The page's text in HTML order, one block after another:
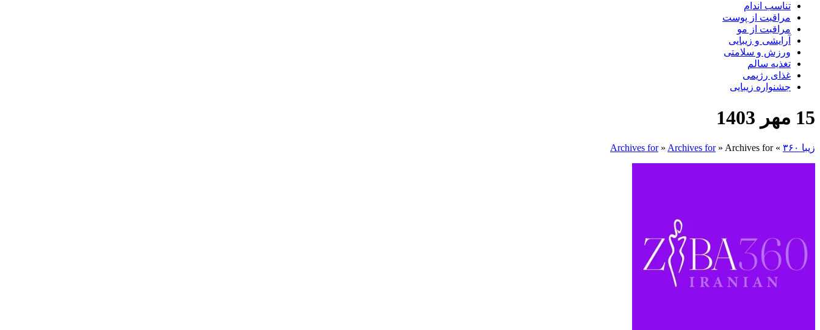
تناسب اندام
مراقبت از پوست
مراقبت از مو
آرایشی و زیبایی
ورزش و سلامتی
تغذیه سالم
غذای رژیمی
جشنواره زیبایی
15 مهر 1403
زیبا ۳۶۰ »
Archives for» Archives for» Archives for